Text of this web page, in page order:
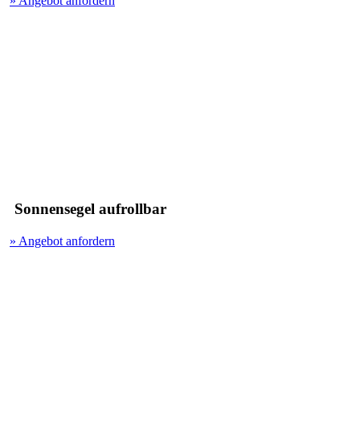
Sonnensegel aufrollbar
» Angebot anfordern